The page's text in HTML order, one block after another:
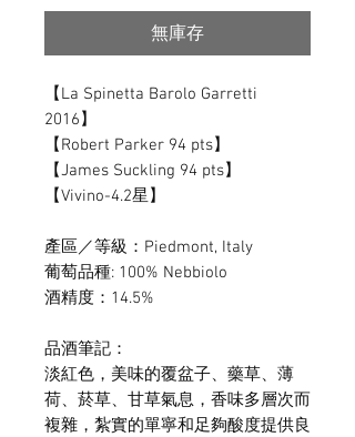
無庫存
【La Spinetta Barolo Garretti
2016】
【Robert Parker 94 pts】
【James Suckling 94 pts】
【Vivino-4.2星】
產區／等級：Piedmont, Italy
葡萄品種: 100% Nebbiolo
酒精度：14.5%
品酒筆記：
淡紅色，美味的覆盆子、藥草、薄
荷、菸草、甘草氣息，香味多層次而
複雜，紮實的單寧和足夠酸度提供良